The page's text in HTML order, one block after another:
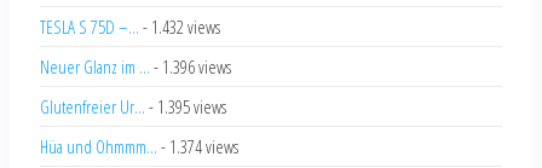
TESLA S 75D –... - 1.432 views
Neuer Glanz im ... - 1.396 views
Glutenfreier Ur... - 1.395 views
Hüa und Ohmmm... - 1.374 views